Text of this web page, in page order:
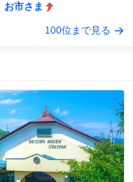
お市さま
100位まで見る